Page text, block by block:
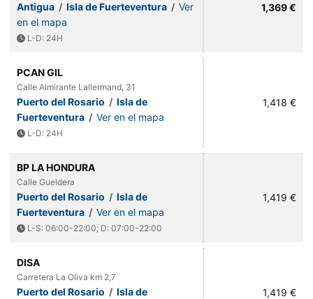
Antigua / Isla de Fuerteventura / Ver
en el mapa
L-D: 24H
1,369 €
PCAN GIL
Calle Almirante Lallermand, 31
Puerto del Rosario / Isla de
Fuerteventura / Ver en el mapa
L-D: 24H
1,418 €
BP LA HONDURA
Calle Gueldera
Puerto del Rosario / Isla de
Fuerteventura / Ver en el mapa
L-S: 06:00-22:00; D: 07:00-22:00
1,419 €
DISA
Carretera La Oliva km 2,7
Puerto del Rosario / Isla de
1,419 €